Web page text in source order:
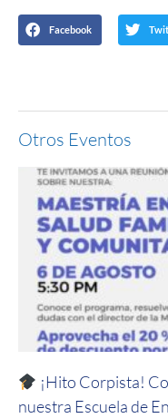
Facebook
Otros Eventos
¡Hito Corpista!
nuestra Escuela de